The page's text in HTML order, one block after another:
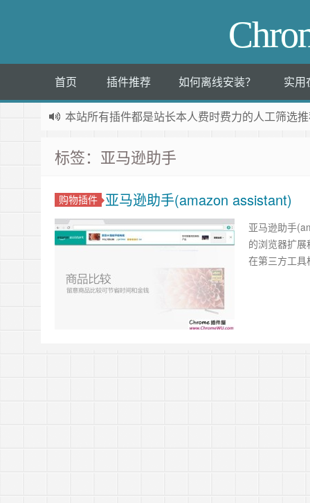
首页 插件推荐 如何离线安装？ 实用
本站所有插件都是站长本人费时费力的人工筛选
标签：亚马逊助手
购物插件 亚马逊助手(amazon assistant)
亚马逊助手
的浏览器扩
在第三方工